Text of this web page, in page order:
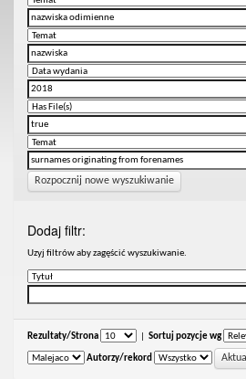
Rozpocznij nowe wyszukiwanie
Dodaj filtr:
Uzyj filtrów aby zagęścić wyszukiwanie.
Rezultaty/Strona Sortuj pozycje wg
Autorzy/rekord